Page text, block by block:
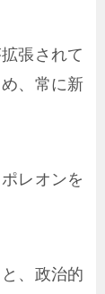
張されて
、常に新
レオンを
、政治的